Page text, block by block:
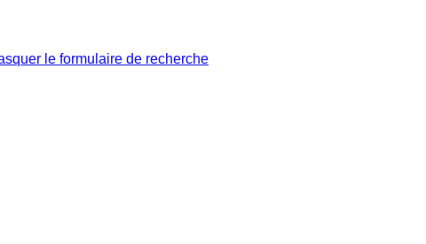
le formulaire de recherche